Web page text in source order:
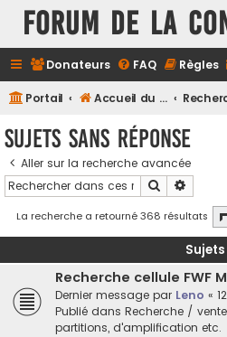
FORUM DE LA
Donateurs FAQ Règles
Portail Accueil du forum
Sujets sans réponse
Aller sur la recherche avancée
Rechercher
La recherche a retourné 368 résultats
Sujets
Recherche cellule FWF
Dernier message par Leno «
Publié dans Recherche /
partitions, d'amplification etc.